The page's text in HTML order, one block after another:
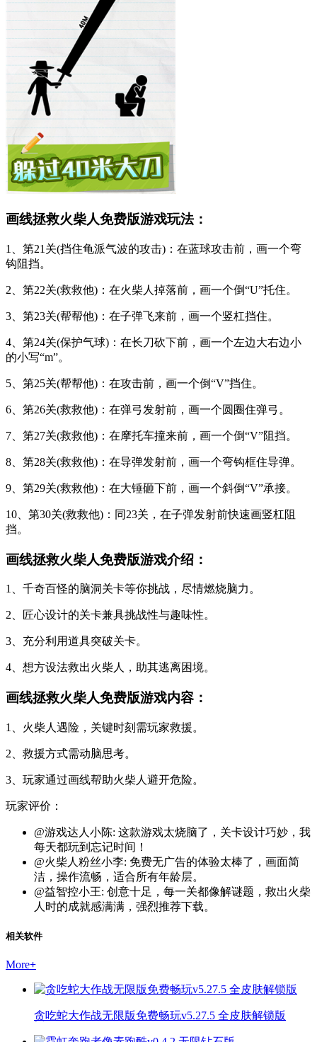
画线拯救火柴人免费版游戏玩法：
1、第21关(挡住龟派气波的攻击)：在蓝球攻击前，画一个弯
钩阻挡。
2、第22关(救救他)：在火柴人掉落前，画一个倒“U”托住。
3、第23关(帮帮他)：在子弹飞来前，画一个竖杠挡住。
4、第24关(保护气球)：在长刀砍下前，画一个左边大右边小
的小写“m”。
5、第25关(帮帮他)：在攻击前，画一个倒“V”挡住。
6、第26关(救救他)：在弹弓发射前，画一个圆圈住弹弓。
7、第27关(救救他)：在摩托车撞来前，画一个倒“V”阻挡。
8、第28关(救救他)：在导弹发射前，画一个弯钩框住导弹。
9、第29关(救救他)：在大锤砸下前，画一个斜倒“V”承接。
10、第30关(救救他)：同23关，在子弹发射前快速画竖杠阻
挡。
画线拯救火柴人免费版游戏介绍：
1、千奇百怪的脑洞关卡等你挑战，尽情燃烧脑力。
2、匠心设计的关卡兼具挑战性与趣味性。
3、充分利用道具突破关卡。
4、想方设法救出火柴人，助其逃离困境。
画线拯救火柴人免费版游戏内容：
1、火柴人遇险，关键时刻需玩家救援。
2、救援方式需动脑思考。
3、玩家通过画线帮助火柴人避开危险。
玩家评价：
@游戏达人小陈: 这款游戏太烧脑了，关卡设计巧妙，我
每天都玩到忘记时间！
@火柴人粉丝小李: 免费无广告的体验太棒了，画面简
洁，操作流畅，适合所有年龄层。
@益智控小王: 创意十足，每一关都像解谜题，救出火柴
人时的成就感满满，强烈推荐下载。
相关软件
More+
贪吃蛇大作战无限版免费畅玩v5.27.5 全皮肤解锁版